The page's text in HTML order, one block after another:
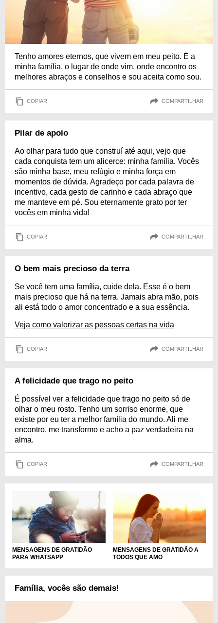
Tenho amores eternos, que vivem em meu peito. É a
minha família, o lugar de onde vim, onde encontro os
melhores abraços e conselhos e sou aceita como sou.
COPIAR COMPARTILHAR
Pilar de apoio
Ao olhar para tudo que construí até aqui, vejo que
cada conquista tem um alicerce: minha família. Vocês
são minha base, meu refúgio e minha força em
momentos de dúvida. Agradeço por cada palavra de
incentivo, cada gesto de carinho e cada abraço que
me manteve em pé. Sou eternamente grato por ter
vocês em minha vida!
COPIAR COMPARTILHAR
O bem mais precioso da terra
Se você tem uma família, cuide dela. Esse é o bem
mais precioso que há na terra. Jamais abra mão, pois
ali está todo o amor concentrado e a sua essência.
Veja como valorizar as pessoas certas na vida
COPIAR COMPARTILHAR
A felicidade que trago no peito
É possível ver a felicidade que trago no peito só de
olhar o meu rosto. Tenho um sorriso enorme, que
existe por eu ter a melhor família do mundo. Ali me
encontro, me transformo e acho a paz verdadeira na
alma.
COPIAR COMPARTILHAR
MENSAGENS DE GRATIDÃO
PARA WHATSAPP
MENSAGENS DE GRATIDÃO A
TODOS QUE AMO
Família, vocês são demais!